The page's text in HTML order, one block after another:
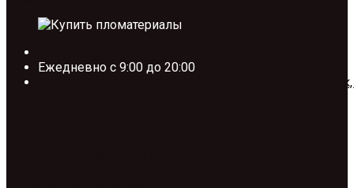
Ежедневно с 9:00 до 20:00
Москва, Проектируемый проезд №134, ТП.